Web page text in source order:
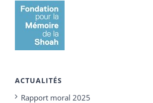
ACTUALITÉS
Rapport moral 2025